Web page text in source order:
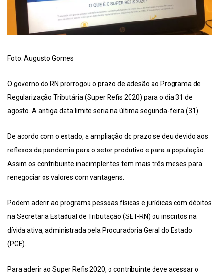
Foto: Augusto Gomes
O governo do RN prorrogou o prazo de adesão ao Programa de
Regularização Tributária (Super Refis 2020) para o dia 31 de
agosto. A antiga data limite seria na última segunda-feira (31).
De acordo com o estado, a ampliação do prazo se deu devido aos
reflexos da pandemia para o setor produtivo e para a população.
Assim os contribuinte inadimplentes tem mais três meses para
renegociar os valores com vantagens.
Podem aderir ao programa pessoas físicas e jurídicas com débitos
na Secretaria Estadual de Tributação (SET-RN) ou inscritos na
dívida ativa, administrada pela Procuradoria Geral do Estado
(PGE).
Para aderir ao Super Refis 2020, o contribuinte deve acessar o